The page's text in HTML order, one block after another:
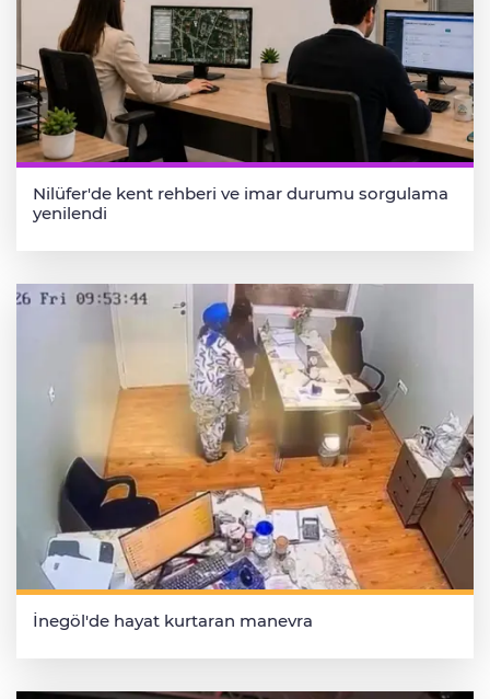
Nilüfer'de kent rehberi ve imar durumu sorgulama
yenilendi
İnegöl'de hayat kurtaran manevra